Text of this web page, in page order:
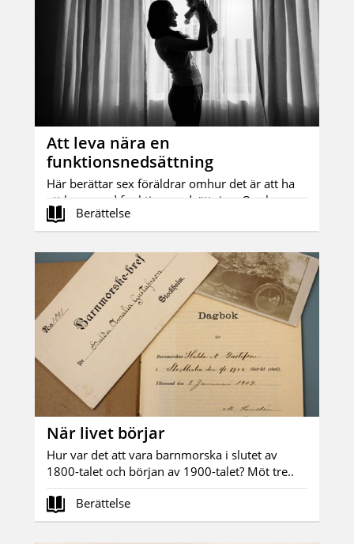
Att leva nära en
funktionsnedsättning
Här berättar sex föräldrar omhur det är att ha
ett barn med funktionsnedsättning. Om h...
Berättelse
När livet börjar
Hur var det att vara barnmorska i slutet av
1800-talet och början av 1900-talet? Möt tre..
Berättelse